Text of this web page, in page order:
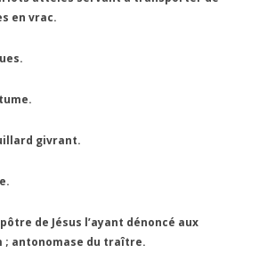
en vrac.
givrant.
de Jésus l’ayant dénoncé aux
; antonomase du traître.